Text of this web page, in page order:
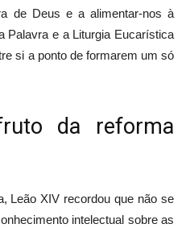
de Deus e a alimentar-nos à
Palavra e a Liturgia Eucarística
si a ponto de formarem um só
da reforma
Leão XIV recordou que não se
intelectual sobre as